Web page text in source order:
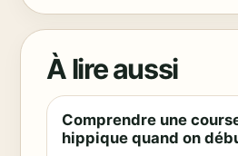
À lire aussi
Comprendre une
hippique quand on